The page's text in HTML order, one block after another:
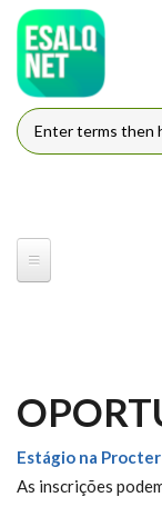
Pular para o
Estágio na
As inscrições